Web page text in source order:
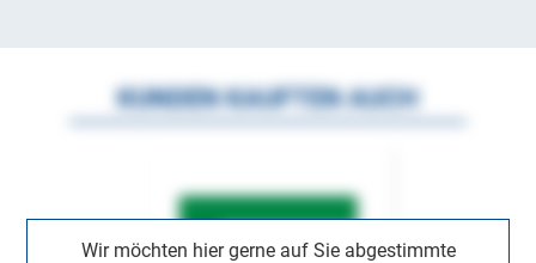
Wir möchten hier gerne auf Sie abgestimmte
KUNDEN KAUFTEN AUCH